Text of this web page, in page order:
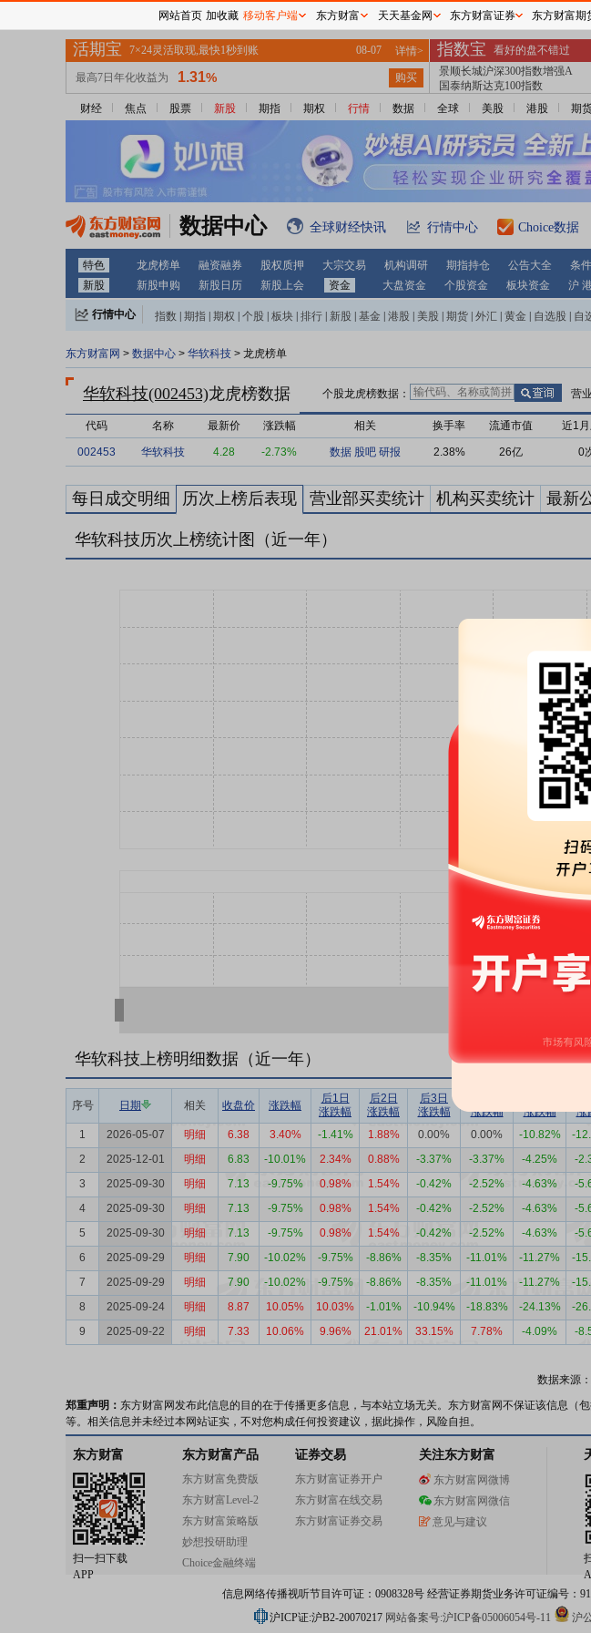
财经 焦点 股票 新股 期指 期权 行情 数据 全球 美股 港股 期
数据中心 全球财经快讯 行情中心 Choice数据
特色 龙虎榜单 融资融券 股权质押 大宗交易 机构调研 期指持仓 公告大全 条
新股
新股申购 新股日历 新股上会 资金 大盘资金 个股资金 板块资金 沪
行情中心 指数 期指 期权 个股 板块 排行 新股 基金 港股 美股 期货 外汇 黄金 自选股 自
东方财富网 > 数据中心 > 华软科技 > 龙虎榜单
华软科技(002453)龙虎榜数据 个股龙虎榜数据： 营
代码 名称 最新价 涨跌幅 相关 换手率 流通市值 近1
002453 华软科技 4.28 -2.73% 数据 股吧 研报 2.38% 26亿 0
每日成交明细 历次上榜后表现 营业部买卖统计 机构买卖统计 最新
华软科技历次上榜统计图（近一年）
华软科技上榜明细数据（近一年）
序号 日期 相关 收盘价 涨跌幅
后1日
涨跌幅
后2日
涨跌幅
后3日
涨跌幅
涨跌幅
涨跌幅
涨
1 2026-05-07 明细 6.38 3.40% -1.41% 1.88% 0.00% 0.00% -10.82% -
2
2025-12-01 明细 6.83 -10.01% 2.34% 0.88% -3.37% -3.37% -4.25% -
3
2025-09-30 明细 7.13 -9.75% 0.98% 1.54% -0.42% -2.52% -4.63% -
4
2025-09-30 明细 7.13 -9.75% 0.98% 1.54% -0.42% -2.52% -4.63% -
5
2025-09-30 明细 7.13 -9.75% 0.98% 1.54% -0.42% -2.52% -4.63% -
6
2025-09-29 明细 7.90 -10.02% -9.75% -8.86% -8.35% -11.01% -11.27% -
7
2025-09-29 明细 7.90 -10.02% -9.75% -8.86% -8.35% -11.01% -11.27% -
8
2025-09-24 明细 8.87 10.05% 10.03% -1.01% -10.94% -18.83% -24.13% -
9
2025-09-22 明细 7.33 10.06% 9.96% 21.01% 33.15% 7.78% -4.09% -
数据来源：
郑重声明： 东方财富网发布此信息的目的在于传播更多信息，与本站立场无关。东方财富网不保证该信息
等。相关信息并未经过本网站证实，不对您构成任何投资建议，据此操作，风险自担。
网站首页 加收藏 移动客户端 东方财富 天天基金网 东方财富证券 东方财富期